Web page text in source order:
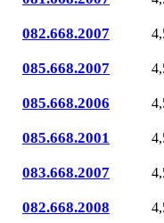
082.668.2007
085.668.2007
085.668.2006
085.668.2001
083.668.2007
082.668.2008